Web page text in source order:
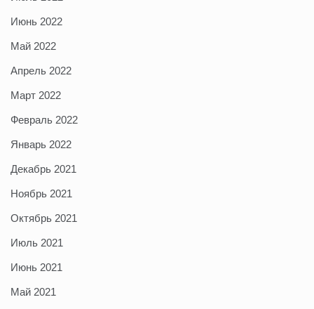
Июнь 2022
Май 2022
Апрель 2022
Март 2022
Февраль 2022
Январь 2022
Декабрь 2021
Ноябрь 2021
Октябрь 2021
Июль 2021
Июнь 2021
Май 2021